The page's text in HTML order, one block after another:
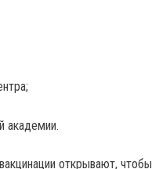
академии.
открывают, чтобы